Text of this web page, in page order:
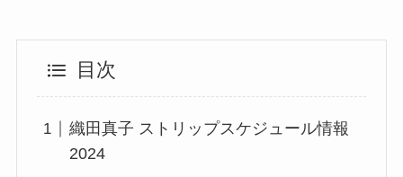
目次
織田真子 ストリップスケジュール情報
2024